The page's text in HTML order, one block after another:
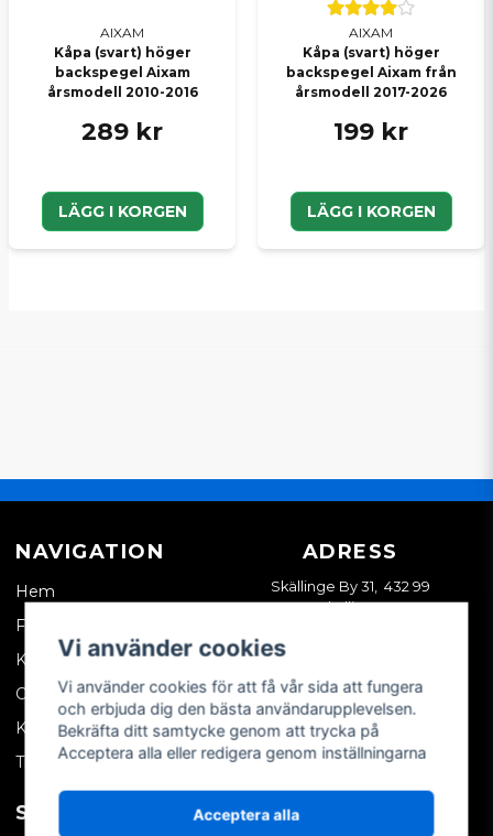
AIXAM
Kåpa (svart) höger
backspegel Aixam
årsmodell 2010-2016
289 kr
LÄGG I KORGEN
AIXAM
Kåpa (svart) höger
backspegel Aixam från
årsmodell 2017-2026
199 kr
LÄGG I KORGEN
NAVIGATION
Hem
Företagskund
Kontakta oss
Om oss
Köpvillkor
Tips & trix
ADRESS
Skällinge By 31, 432 99
Skällinge
SOCIALA MEDIER MITT KONTO
Vi använder cookies
Vi använder cookies för att få vår sida att fungera
och erbjuda dig den bästa användarupplevelsen.
Bekräfta ditt samtycke genom att trycka på
Acceptera alla eller redigera genom inställningarna
Acceptera alla